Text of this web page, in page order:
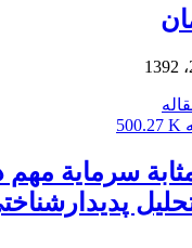
500.27 K
سرمایة مهم